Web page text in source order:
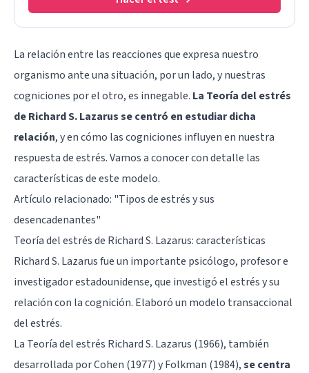
La relación entre las reacciones que expresa nuestro
organismo ante una situación, por un lado, y nuestras
cogniciones por el otro, es innegable. La Teoría del estrés
de Richard S. Lazarus se centró en estudiar dicha
relación, y en cómo las cogniciones influyen en nuestra
respuesta de estrés. Vamos a conocer con detalle las
características de este modelo.
Artículo relacionado: "Tipos de estrés y sus
desencadenantes"
Teoría del estrés de Richard S. Lazarus: características
Richard S. Lazarus fue un importante psicólogo, profesor e
investigador estadounidense, que investigó el estrés y su
relación con la cognición. Elaboró un modelo transaccional
del estrés.
La Teoría del estrés Richard S. Lazarus (1966), también
desarrollada por Cohen (1977) y Folkman (1984),se centra